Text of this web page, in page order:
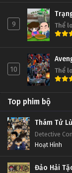
9 Thể
10 Thể
Top phim bộ
Thám Tử
Detective
Hoạt Hình
Đảo Hải